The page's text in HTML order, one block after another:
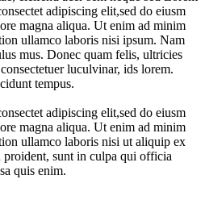
adipiscing elit,sed do eiusm
magna aliqua. Ut enim ad minim
ullamco laboris nisi ipsum. Nam
mus. Donec quam felis, ultricies
luculvinar, ids lorem.
tempus.
adipiscing elit,sed do eiusm
magna aliqua. Ut enim ad minim
ullamco laboris nisi ut aliquip ex
proident, sunt in culpa qui officia
quis enim.